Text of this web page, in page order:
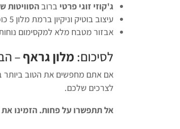
ג'קוזי זוגי פרטי ברובהסוויטות
עיצוב בוטיק וניקיון ברמת מלון 5 כוכבים.
אבזור מטבח מלא למקסימום
לסיכום: מלון גראף–
אם אתם מחפשים את הטוב ביותר
לצרכים שלכם.
אל תתפשרו על פחות. הזמינו